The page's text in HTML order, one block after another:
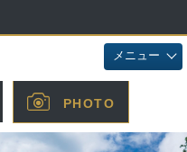
メニュー
PHOTO